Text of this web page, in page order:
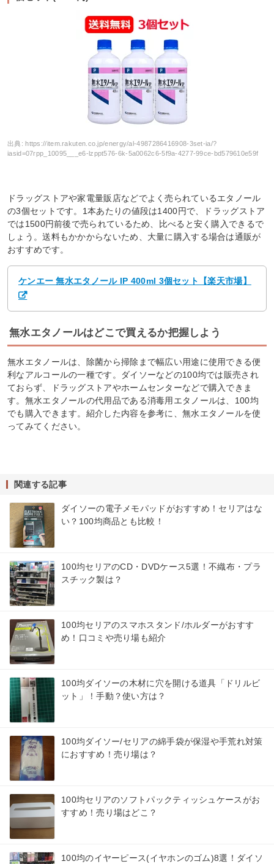
出典:https://item.rakuten.co.jp/energy/al-4987286416908-3set-ia/?
iasid=07rpp_10095___e6-lzppt576-6k-5a0062c6-5f9a-4277-99ce-bd579610e59f
ドラッグストアや家電量販店などでよく売られているエタノール
の3個セットです。1本あたりの値段は1400円で、ドラッグストア
では1500円前後で売られているため、比べると安く購入できるで
しょう。送料もかかからないため、大量に購入する場合は通販が
おすすめです。
ケンエー 無水エタノール IP 400ml 3個セット【楽天市場】
無水エタノールはどこで買えるか把握しよう
無水エタノールは、除菌から掃除まで幅広い用途に使用できる便
利なアルコールの一種です。ダイソーなどの100均では販売され
ておらず、ドラッグストアやホームセンターなどで購入できま
す。無水エタノールの代用品である消毒用エタノールは、100均
でも購入できます。紹介した内容を参考に、無水エタノールを使
ってみてください。
関連する記事
ダイソーの電子メモパッドがおすすめ！セリアはな
い？100均商品とも比較！
100均セリアのCD・DVDケース5選！不織布・プラ
スチック製は？
100均セリアのスマホスタンド/ホルダーがおすす
め！口コミや売り場も紹介
100均ダイソーの木材に穴を開ける道具「ドリルビ
ット」！手動？使い方は？
100均ダイソー/セリアの綿手袋が保湿や手荒れ対策
におすすめ！売り場は？
100均セリアのソフトパックティッシュケースがお
すすめ！売り場はどこ？
100均のイヤーピース(イヤホンのゴム)8選！ダイソ